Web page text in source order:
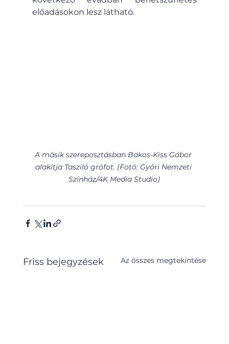
előadásokon lesz látható.
A másik szereposztásban Bakos-Kiss Gábor
alakítja Tasziló grófot. (Fotó: Győri Nemzeti
Színház/4K Media Studio)
Friss bejegyzések Az összes megtekintése